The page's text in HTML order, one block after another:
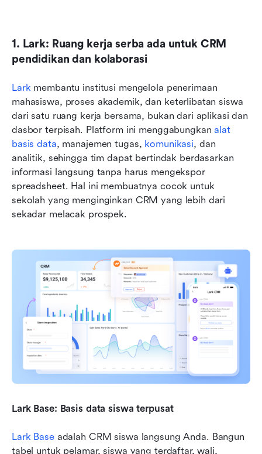
1. Lark: Ruang kerja serba ada untuk CRM
pendidikan dan kolaborasi
Lark membantu institusi mengelola penerimaan
mahasiswa, proses akademik, dan keterlibatan siswa
dari satu ruang kerja bersama, bukan dari aplikasi dan
dasbor terpisah. Platform ini menggabungkan alat
basis data, manajemen tugas, komunikasi, dan
analitik, sehingga tim dapat bertindak berdasarkan
informasi langsung tanpa harus mengekspor
spreadsheet. Hal ini membuatnya cocok untuk
sekolah yang menginginkan CRM yang lebih dari
sekadar melacak prospek.
Lark Base: Basis data siswa terpusat
Lark Base adalah CRM siswa langsung Anda. Bangun
tabel untuk pelamar, siswa yang terdaftar, wali,